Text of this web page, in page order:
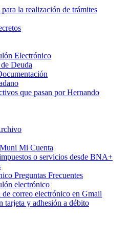
la realización de trámites
Electrónico
Deuda
que pasan por Hernando
Mi Cuenta
o servicios desde BNA+
Preguntas Frecuentes
electrónico
de correo electrónico en Gmail
tarjeta y adhesión a débito